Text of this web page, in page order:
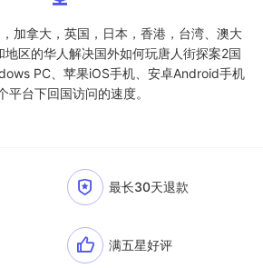
加拿大，英国，日本，香港，台湾、澳大
区的华人解决国外如何玩唐人街探案2国
PC、苹果iOS手机、安卓Android手机
平台下回国访问的速度。
最长30天退款
满五星好评